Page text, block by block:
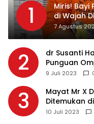
1
Miris!
di Wajah
Asahan,
7 Agustus
2
dr Susanti
Punguan
Dohot
9 Juli 2023
3
Mayat Mr X
Ditemukan
10 Juli 2023